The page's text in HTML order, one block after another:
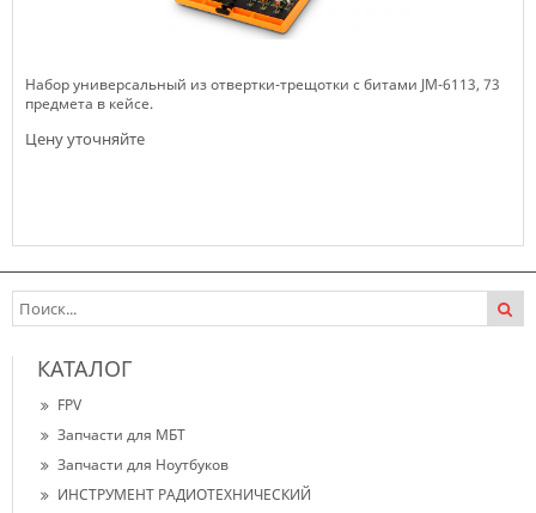
Набор универсальный из отвертки-трещотки с битами JM-6113, 73
предмета в кейсе.
Цену уточняйте
КАТАЛОГ
FPV
Запчасти для МБТ
Запчасти для Ноутбуков
ИНСТРУМЕНТ РАДИОТЕХНИЧЕСКИЙ